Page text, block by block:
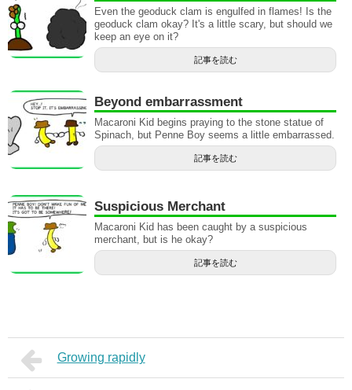
Even the geoduck clam is engulfed in flames! Is the
geoduck clam okay? It's a little scary, but should we
keep an eye on it?
記事を読む
Beyond embarrassment
Macaroni Kid begins praying to the stone statue of
Spinach, but Penne Boy seems a little embarrassed.
記事を読む
Suspicious Merchant
Macaroni Kid has been caught by a suspicious
merchant, but is he okay?
記事を読む
Growing rapidly